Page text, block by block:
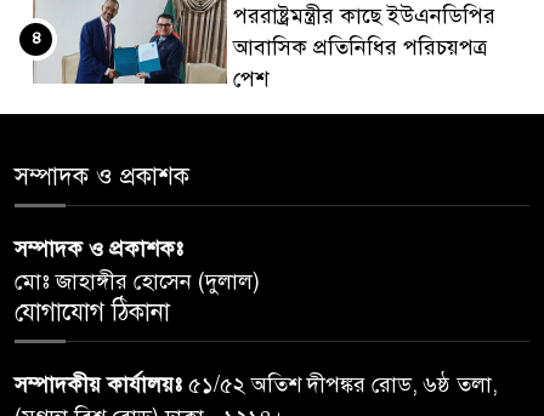
পররাষ্ট্রমন্ত্রীর কা‌ছে ইউএনডিপির
আবাসিক প্রতিনিধির পরিচয়পত্র
পেশ
৪
৫
ঝড়বৃষ্টির পূর্বাভাস
৬
অনুশ্রীর, মিলল হারমোনিয়াম
৭
সম্পাদক ও প্রকাশক
সম্পাদক ও প্রকাশকঃ
মোঃ জাহাঙ্গীর হোসেন (দুলাল)
যোগাযোগ ঠিকানা
সম্পাদকীয় কার্যালয়ঃ ৫১/৫২ অতিশ দীপঙ্কর রোড, ৬ষ্ঠ তলা,